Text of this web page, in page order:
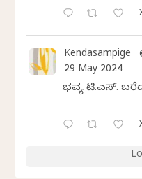
Kendasampige
29 May 2024
ಭವ್ಯ ಟಿ.ಎಸ್.